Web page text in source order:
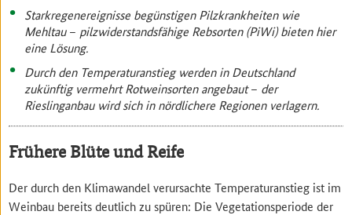
Starkregenereignisse begünstigen Pilzkrankheiten wie
Mehltau– pilzwiderstandsfähige Rebsorten (PiWi) bieten hier
eine Lösung.
Durch den Temperaturanstieg werden in Deutschland
zukünftig vermehrt Rotweinsorten angebaut– der
Rieslinganbau wird sich in nördlichere Regionen verlagern.​
Frühere Blüte und Reife
Der durch den Klimawandel verursachte Temperaturanstieg ist im
Weinbau bereits deutlich zu spüren: Die Vegetationsperiode der